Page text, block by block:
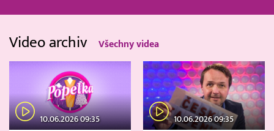
Video archiv Všechny videa
10.06.2026 09:35 10.06.2026 09:35